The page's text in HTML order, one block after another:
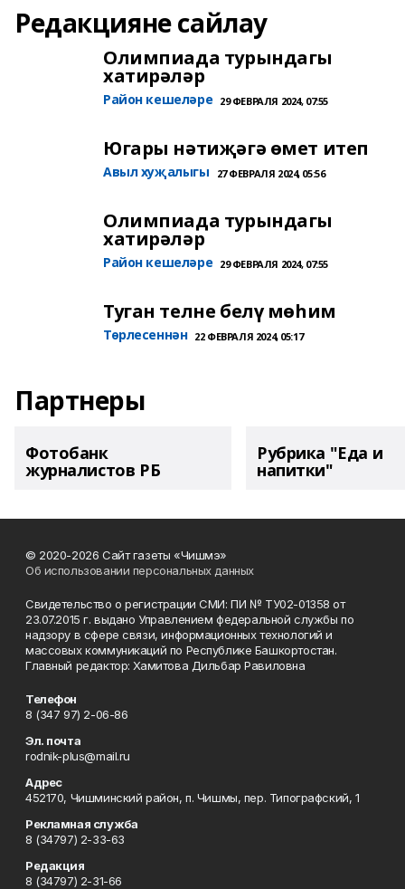
Редакцияне сайлау
Олимпиада турындагы
хатирәләр
Район кешеләре 29 ФЕВРАЛЯ 2024, 07:55
Югары нәтиҗәгә өмет итеп
Авыл хуҗалыгы 27 ФЕВРАЛЯ 2024, 05:56
Олимпиада турындагы
хатирәләр
Район кешеләре 29 ФЕВРАЛЯ 2024, 07:55
Туган телне белү мөһим
Төрлесеннән 22 ФЕВРАЛЯ 2024, 05:17
Партнеры
Фотобанк
журналистов РБ
Рубрика "Еда и
напитки"
© 2020-2026 Сайт газеты «Чишмэ»
Об использовании персональных данных
Свидетельство о регистрации СМИ: ПИ № ТУ02-01358 от
23.07.2015 г. выдано Управлением федеральной службы по
надзору в сфере связи, информационных технологий и
массовых коммуникаций по Республике Башкортостан.
Главный редактор: Хамитова Дильбар Равиловна
Телефон
8 (347 97) 2-06-86
Эл. почта
rodnik-plus@mail.ru
Адрес
452170, Чишминский район, п. Чишмы, пер. Типографский, 1
Рекламная служба
8 (34797) 2-33-63
Редакция
8 (34797) 2-31-66